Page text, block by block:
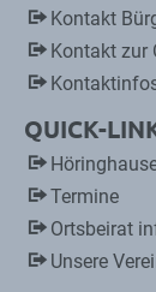
Kontakt
Kontakt zur
QUICK-
Termine
Ortsbeirat
Unsere